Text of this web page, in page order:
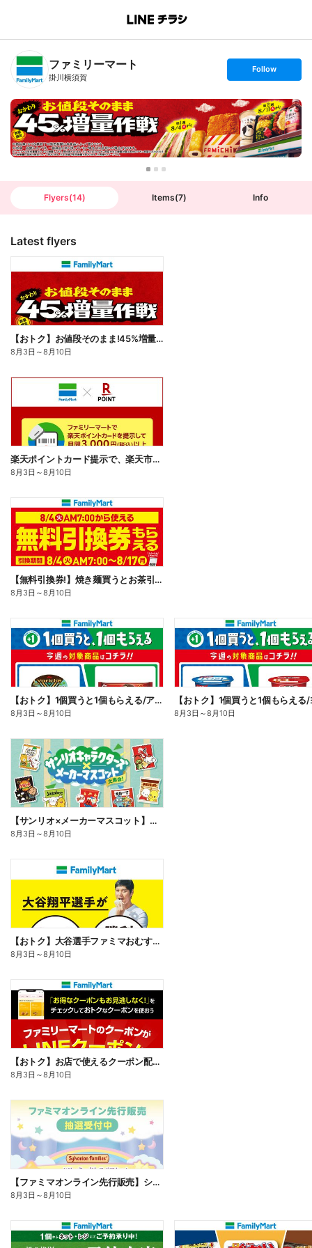
B
n
T
ファミリーマート
掛川横須賀
s
t
o
l
l
o
w
Follow
Flyers(14) Items(7) Info
Latest flyers
【おトク】お値段そのまま!45%増量作戦!
8月3日 ～8月10日
楽天ポイントカード提示で、楽天市場でのお買い物がおトクに!
8月3日 ～8月10日
【無料引換券!】焼き麺買うとお茶引換券貰える!
8月3日 ～8月10日
【おトク】1個買うと1個もらえる/アイス
8月3日 ～8月10日 8月3日 ～8月10日
【サンリオ×メーカーマスコット】オリジナルグッズ貰える!
8月3日 ～8月10日
【おトク】大谷選手ファミマおむすび割
8月3日 ～8月10日
【おトク】お店で使えるクーポン配信中
8月3日 ～8月10日
【ファミマオンライン先行販売】シルバニアファミリー
8月3日 ～8月10日